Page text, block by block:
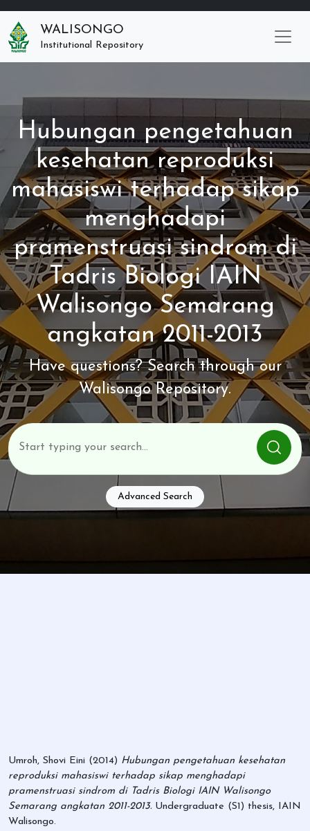
WALISONGO
Institutional Repository
Hubungan pengetahuan
kesehatan reproduksi
mahasiswi terhadap sikap
menghadapi
pramenstruasi sindrom di
Tadris Biologi IAIN
Walisongo Semarang
angkatan 2011-2013
Have questions? Search through our
Walisongo Repository.
Advanced Search
Umroh, Shovi Eini (2014) Hubungan pengetahuan kesehatan
reproduksi mahasiswi terhadap sikap menghadapi
pramenstruasi sindrom di Tadris Biologi IAIN Walisongo
Semarang angkatan 2011-2013. Undergraduate (S1) thesis, IAIN
Walisongo.